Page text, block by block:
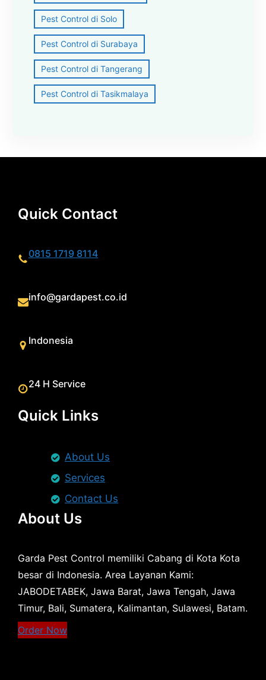
Pest Control di Solo
Pest Control di Surabaya
Pest Control di Tangerang
Pest Control di Tasikmalaya
Quick Contact
0815 1719 8114
info@gardapest.co.id
Indonesia
24 H Service
Quick Links
About Us
Services
Contact Us
About Us
Garda Pest Control memiliki Cabang di Kota Kota
besar di Indonesia. Area Layanan Kami:
JABODETABEK, Jawa Barat, Jawa Tengah, Jawa
Timur, Bali, Sumatera, Kalimantan, Sulawesi, Batam.
Order Now